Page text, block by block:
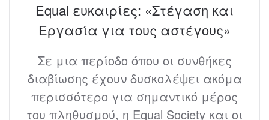
Equal ευκαιρίες: «Στέγαση και
Εργασία για τους αστέγους»
Σε μια περίοδο όπου οι συνθήκες
διαβίωσης έχουν δυσκολέψει ακόμα
περισσότερο για σημαντικό μέρος
του πληθυσμού, η Equal Society και οι